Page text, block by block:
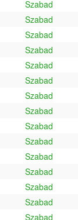
Szabad
Szabad
Szabad
Szabad
Szabad
Szabad
Szabad
Szabad
Szabad
Szabad
Szabad
Szabad
Szabad
Szabad
Szabad